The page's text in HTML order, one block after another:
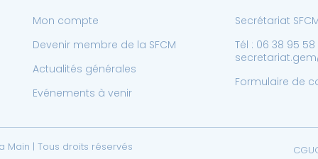
Mon compte
Devenir membre de la SFCM
Actualités générales
Evénements à venir
Secrétariat
Tél : 06 38 95
Formulaire de
| Tous droits réservés
CGU